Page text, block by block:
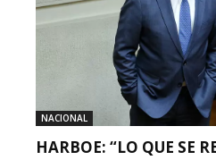
NACIONAL
HARBOE: “LO QUE SE